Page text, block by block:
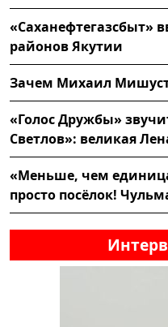
«Саханефтегазсбыт»
районов Якутии
Зачем Михаил
«Голос Дружбы»
Светлов»: великая
«Меньше, чем
просто посёлок!